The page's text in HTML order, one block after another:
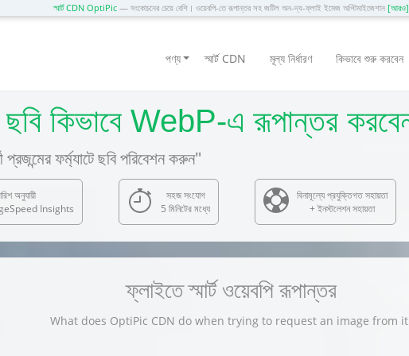
স্মার্ট CDN OptiPic— সংকোচনের চেয়ে বেশি। ওয়েবপি-তে রূপান্তর সহ জটিল অন-দ্য-ফ্লাই ইমেজ অপ্টিমাইজেশান [আরও]
পণ্য স্মার্ট CDN মূল্য নির্ধারণ কিভাবে শুরু করবেন
কিভাবে WebP-এ রূপান্তর
ফর্ম্যাটে ছবি পরিবেশন করুন"
অনুযায়ী
Insights
সহজ সংযোগ
5 মিনিটের মধ্যে
বিনামূল্যে প্রযুক্তিগত সহায়তা
+ ইনস্টলেশন সহায়তা
ফ্লাইতে স্মার্ট ওয়েবপি রূপান্তর
What does OptiPic CDN do when trying to request an image from